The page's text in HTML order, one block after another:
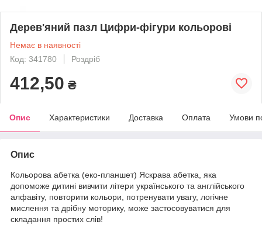
Дерев'яний пазл Цифри-фігури кольорові
Немає в наявності
Код: 341780
Роздріб
412,50 ₴
Опис Характеристики Доставка Оплата Умови
Опис
Кольорова абетка (еко-планшет) Яскрава абетка, яка
допоможе дитині вивчити літери українського та англійського
алфавіту, повторити кольори, потренувати увагу, логічне
мислення та дрібну моторику, може застосовуватися для
складання простих слів!